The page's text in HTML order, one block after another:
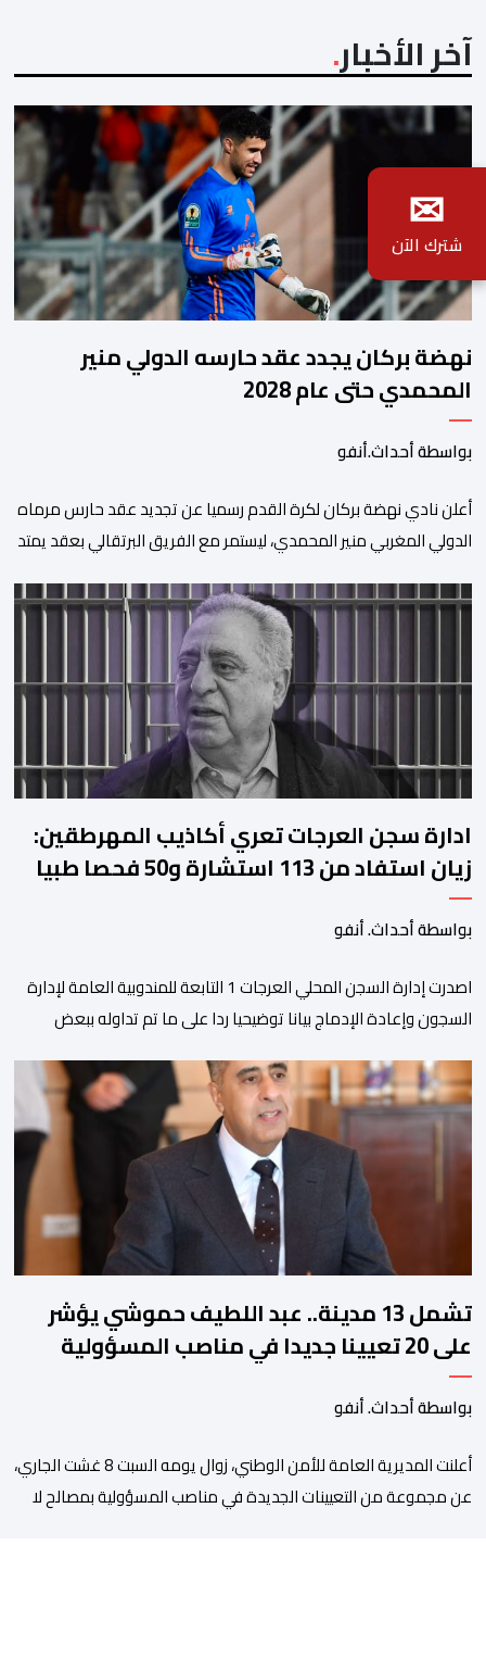
آخر الأخبار
نهضة بركان يجدد عقد حارسه الدولي منير
المحمدي حتى عام 2028
بواسطة أحداث.أنفو
​أعلن نادي نهضة بركان لكرة القدم رسميا عن تجديد عقد حارس مرماه
الدولي المغربي منير المحمدي، ليستمر مع الفريق البرتقالي بعقد يمتد
على منصات التواصل الاجتماعي، مصحوبا بعبارة “الرحلة مستمرة”، في
إشارة إلى رغبة الإدارة في الحفاظ على ركائز الفريق والتعزيز من
ادارة سجن العرجات تعري أكاذيب المهرطقين:
زيان استفاد من 113 استشارة و50 فحصا طبيا
بواسطة أحداث. أنفو
اصدرت إدارة السجن المحلي العرجات 1 التابعة للمندوبية العامة لإدارة
السجون وإعادة الإدماج بيانا توضيحيا ردا على ما تم تداوله ببعض
زيان، المعتقل بالمؤسسة ذاتها، وذلك لتنوير الرأي العام بالحقائق
والمعطيات الدقيقة.واوضحت إدارة المؤسسة السجنية أن المعني
بالأمر يستفيد منذ إيداعه من تتبع طبي منتظم ومستمر وفقا […]
تشمل 13 مدينة.. عبد اللطيف حموشي يؤشر
على 20 تعيينا جديدا في مناصب المسؤولية
بمصالح الأمن الوطني
بواسطة أحداث. أنفو
أعلنت المديرية العامة للأمن الوطني، زوال يومه السبت 8 غشت الجاري،
عن مجموعة من التعيينات الجديدة في مناصب المسؤولية بمصالح لا
✉
شترك الآن